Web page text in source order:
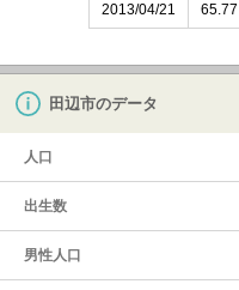
2013/04/21 65.77
田辺市のデータ
人口
出生数
男性人口